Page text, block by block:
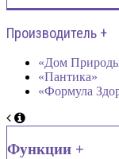
Производитель +
«Дом
«Пантика»
«Формула
Функции +